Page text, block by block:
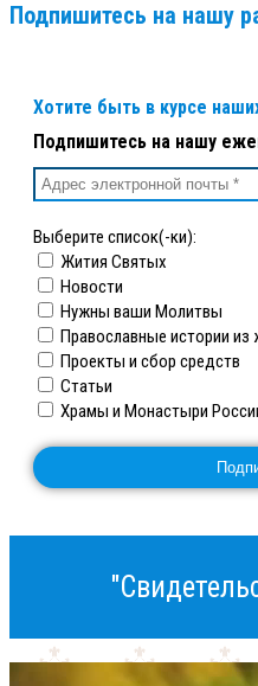
Подпишитесь на нашу
Хотите быть в курсе
Подпишитесь на нашу
Выберите список(-ки):
Жития Святых
Новости
Нужны ваши Молитвы
Православные истории из
Проекты и сбор средств
Статьи
Храмы и Монастыри